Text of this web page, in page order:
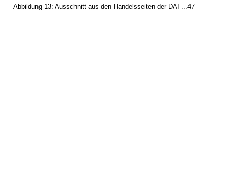
Abbildung 13: Ausschnitt aus den Handelsseiten der DAI ...47